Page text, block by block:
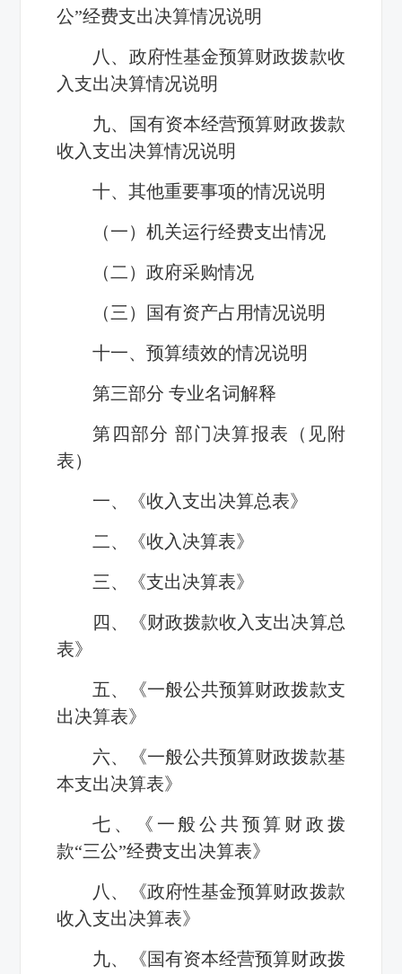
公”经费支出决算情况说明
八、政府性基金预算财政拨款收
入支出决算情况说明
九、国有资本经营预算财政拨款
收入支出决算情况说明
十、其他重要事项的情况说明
（一）机关运行经费支出情况
（二）政府采购情况
（三）国有资产占用情况说明
十一、预算绩效的情况说明
第三部分 专业名词解释
第四部分 部门决算报表（见附
表）
一、《收入支出决算总表》
二、《收入决算表》
三、《支出决算表》
四、《财政拨款收入支出决算总
表》
五、《一般公共预算财政拨款支
出决算表》
六、《一般公共预算财政拨款基
本支出决算表》
七、《一般公共预算财政拨
款“三公”经费支出决算表》
八、《政府性基金预算财政拨款
收入支出决算表》
九、《国有资本经营预算财政拨